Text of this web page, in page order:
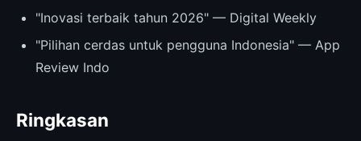
"Inovasi terbaik tahun 2026" — Digital Weekly
"Pilihan cerdas untuk pengguna Indonesia" — App
Review Indo
Ringkasan